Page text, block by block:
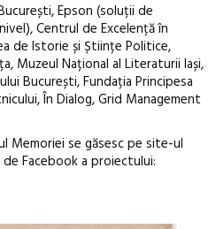
Epson (soluții de
Centrul de Excelență în
de Istorie și Științe Politice,
Muzeul Național al Literaturii Iași,
București, Fundația Principesa
În Dialog, Grid Management
Memoriei se găsesc pe site-ul
Facebook a proiectului: